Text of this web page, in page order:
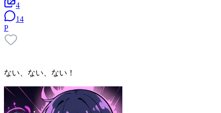
4
14
P
ない、ない、ない！